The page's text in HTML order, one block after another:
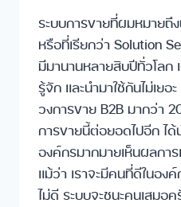
ระบบการขายที่ผมหมายถึ
หรือที่เรียกว่า Solution
มีมานานหลายสิบปีทั่วโลก
รู้จัก และนำมาใช้กันไม่เยอ
วงการขาย B2B มากว่า
การขายนี้ต่อยอดไปอีก ได้
องค์กรมากมายเห็นผลการ
แม้ว่า เราจะมีคนที่ดีในอง
ไม่ดี ระบบจะชนะคนเสมอ